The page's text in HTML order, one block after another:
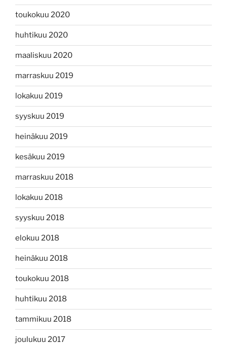
toukokuu 2020
huhtikuu 2020
maaliskuu 2020
marraskuu 2019
lokakuu 2019
syyskuu 2019
heinäkuu 2019
kesäkuu 2019
marraskuu 2018
lokakuu 2018
syyskuu 2018
elokuu 2018
heinäkuu 2018
toukokuu 2018
huhtikuu 2018
tammikuu 2018
joulukuu 2017